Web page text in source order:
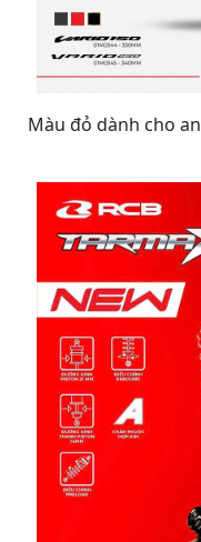
Màu đỏ dành cho